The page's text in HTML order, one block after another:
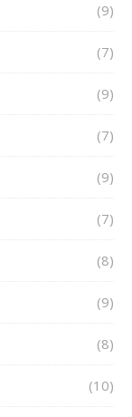
(9)
(7)
(9)
(7)
(9)
(7)
(8)
(9)
(8)
(10)